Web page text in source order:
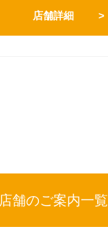
店舗詳細
店舗のご案内一覧